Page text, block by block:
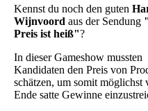
Kennst du noch den guten
Wijnvoord aus der Sendung
Preis ist heiß"?
In dieser Gameshow mussten
Kandidaten den Preis von
schätzen, um somit möglichst
Ende satte Gewinne